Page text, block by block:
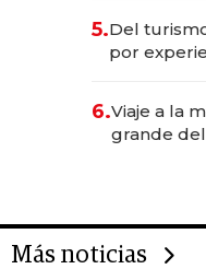
5.Del
por
6.Viaje a la
grande del
Más noticias